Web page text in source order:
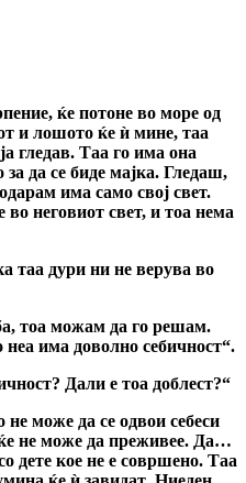
ќе потоне во море од
и лошото ќе ѝ мине, таа
гледав. Таа го има она
за да се биде мајка. Гледаш,
има само свој свет.
неговиот свет, и тоа нема
таа дури ни не верува во
тоа можам да го решам.
има доволно себичност“.
Дали е тоа доблест?“
не може да се одвои себеси
не може да преживее. Да…
дете кое не е совршено. Таа